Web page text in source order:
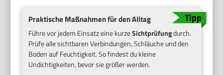
Praktische Maßnahmen für den Alltag
Führe vor jedem Einsatz eine kurzeSichtprüfungdurch.
Prüfe alle sichtbaren Verbindungen, Schläuche und den
Boden auf Feuchtigkeit. So findest du kleine
Undichtigkeiten, bevor sie größer werden.